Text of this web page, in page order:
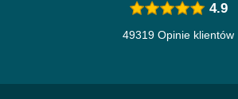
4.9
49319 Opinie klientów